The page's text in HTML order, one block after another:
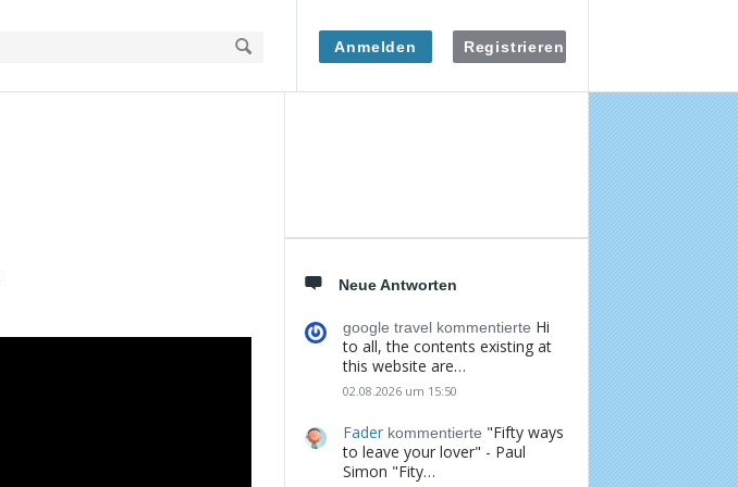
Anmelden Registrieren
Seitenleiste
Neue Antworten
google travel kommentierte Hi
to all, the contents existing at
this website are…
02.08.2026 um 15:50
Fader kommentierte "Fifty ways
to leave your lover" - Paul
Simon "Fity…